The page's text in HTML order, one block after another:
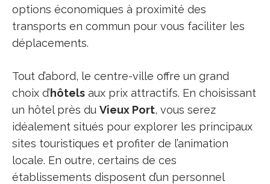
options économiques à proximité des
transports en commun pour vous faciliter les
déplacements.
Tout d’abord, le centre-ville offre un grand
choix d’hôtels aux prix attractifs. En choisissant
un hôtel près du Vieux Port, vous serez
idéalement situés pour explorer les principaux
sites touristiques et profiter de l’animation
locale. En outre, certains de ces
établissements disposent d’un personnel